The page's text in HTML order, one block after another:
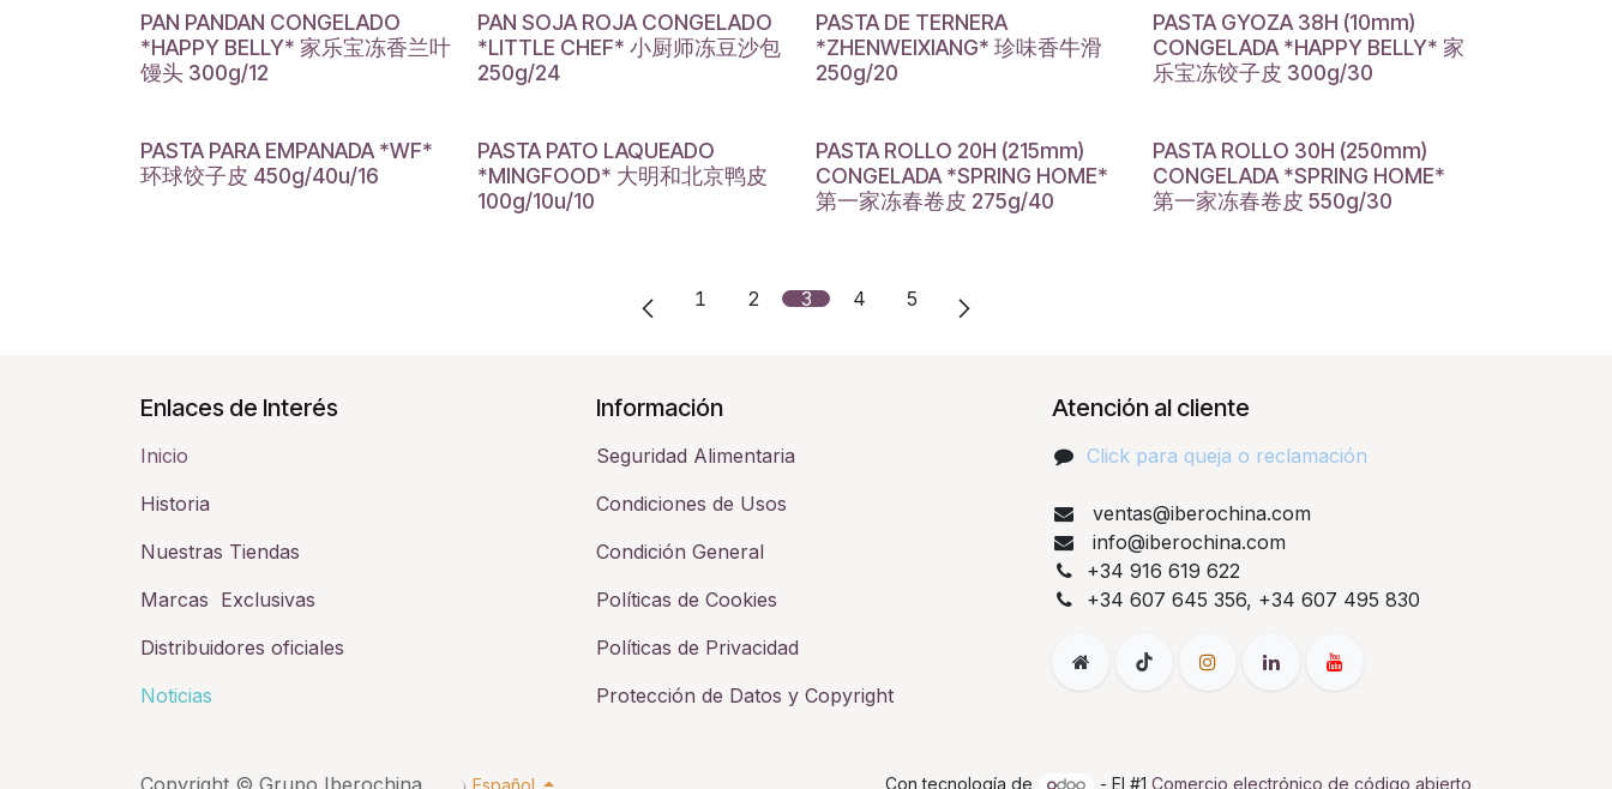
PAN PANDAN CONGELADO
*HAPPY BELLY* 家乐宝冻香兰叶
馒头 300g/12
PAN SOJA ROJA CONGELADO
*LITTLE CHEF* 小厨师冻豆沙包
250g/24
PASTA DE TERNERA
*ZHENWEIXIANG* 珍味香牛滑
250g/20
PASTA GYOZA 38H (10mm)
CONGELADA *HAPPY BELLY* 家
乐宝冻饺子皮 300g/30
PASTA PARA EMPANADA *WF*
环球饺子皮 450g/40u/16
PASTA PATO LAQUEADO
*MINGFOOD* 大明和北京鸭皮
100g/10u/10
PASTA ROLLO 20H (215mm)
CONGELADA *SPRING HOME*
第一家冻春卷皮 275g/40
PASTA ROLLO 30H (250mm)
CONGELADA *SPRING HOME*
第一家冻春卷皮 550g/30
1 2 3 4 5
Enlaces de Interés
Inicio
Historia​
Nuestras Tiendas
Marcas Exclusivas
Distribuidores oficiales
Noticias
Información
Seguridad Alimentaria
Condiciones de Usos
Condición General
Políticas de Cookies
Políticas de Privacidad
Protección de Datos y Copyright
Atención al cliente
Click para queja o reclamación​
ventas@iberochina.com
info@iberochina.com
+34 916 619 622
+34 607 645 356, +34 607 495 830
Copyright © Grupo Iberochina Español Con tecnología de - El #1 Comercio electrónico de código abierto